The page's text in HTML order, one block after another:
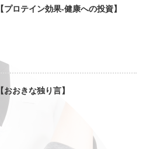
【プロテイン効果-健康への投資】
【おおきな独り言】